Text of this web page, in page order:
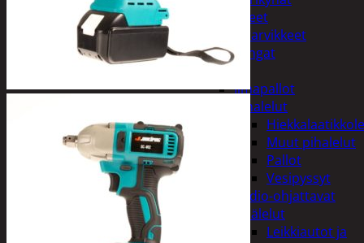
Harrasteet
Käsityötarvikkeet
Langat
Lelut
Ilmapallot
Pihalelut
Muut pihalelut
Pallot
Vesipyssyt
Radio-ohjattavat
Sisälelut
Leikkiautot ja